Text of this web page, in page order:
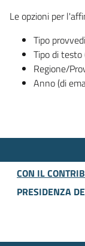
Le opzioni per
Tipo
Tipo di
Regione/
Anno (di
CON IL
PRESIDENZA